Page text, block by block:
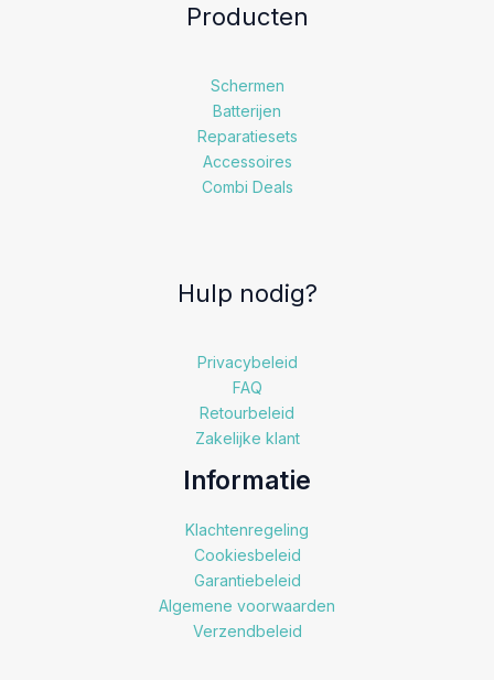
Producten
Schermen
Batterijen
Reparatiesets
Accessoires
Combi Deals
Hulp nodig?
Privacybeleid
FAQ
Retourbeleid
Zakelijke klant
Informatie
Klachtenregeling
Cookiesbeleid
Garantiebeleid
Algemene voorwaarden
Verzendbeleid